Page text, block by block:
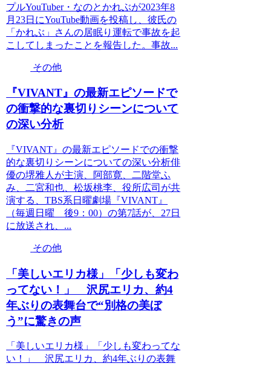
プルYouTuber・なのとかれぶが2023年8
月23日にYouTube動画を投稿し、彼氏の
「かれぶ」さんの居眠り運転で事故を起
こしてしまったことを報告した。事故...
その他
『VIVANT』の最新エピソードで
の衝撃的な裏切りシーンについて
の深い分析
『VIVANT』の最新エピソードでの衝撃
的な裏切りシーンについての深い分析俳
優の堺雅人が主演、阿部寛、二階堂ふ
み、二宮和也、松坂桃李、役所広司が共
演する、TBS系日曜劇場『VIVANT』
（毎週日曜 後9：00）の第7話が、27日
に放送され、...
その他
「美しいエリカ様」「少しも変わ
ってない！」 沢尻エリカ、約4
年ぶりの表舞台で“別格の美ぼ
う”に驚きの声
「美しいエリカ様」「少しも変わってな
い！」 沢尻エリカ、約4年ぶりの表舞